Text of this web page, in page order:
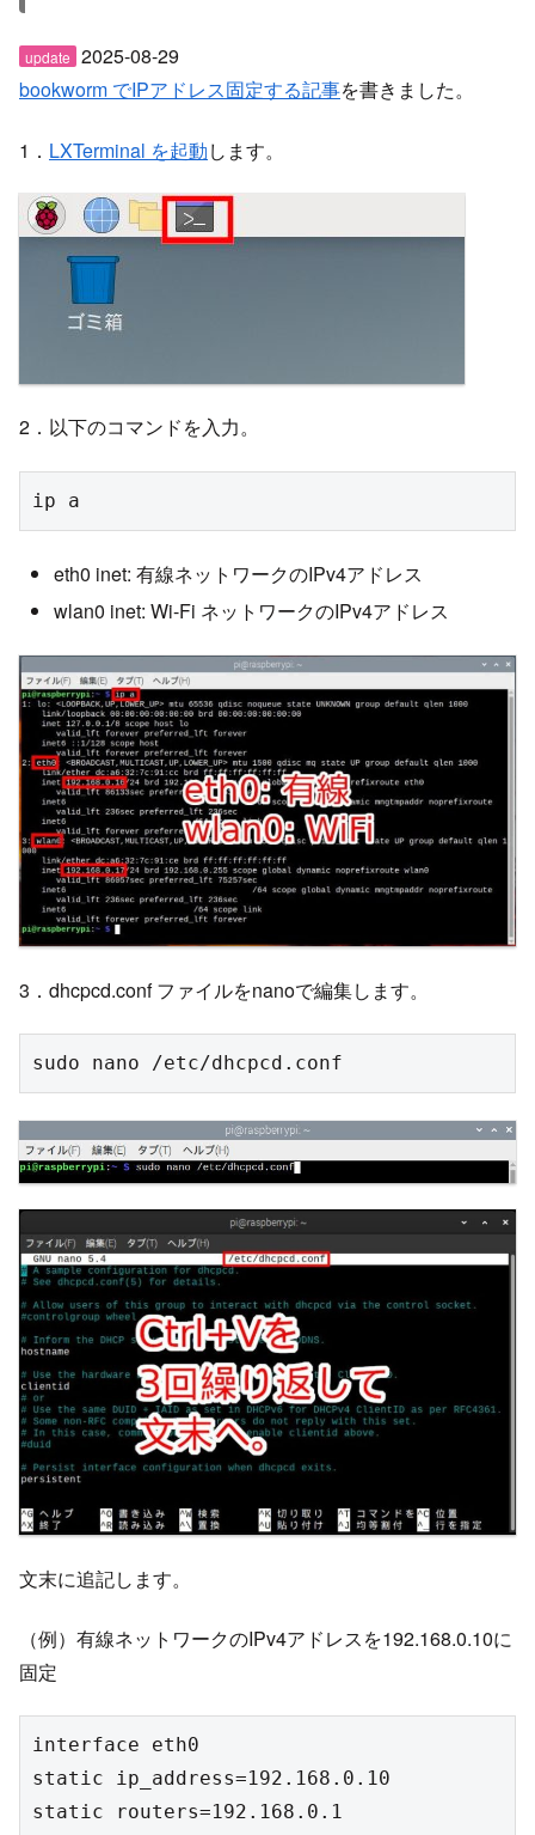
update 2025-08-29
bookworm でIPアドレス固定する記事を書きました。
1． LXTerminal を起動します。
2．以下のコマンドを入力。
ip a
eth0 inet: 有線ネットワークのIPv4アドレス
wlan0 inet: Wi-Fi ネットワークのIPv4アドレス
3．dhcpcd.conf ファイルをnanoで編集します。
sudo nano /etc/dhcpcd.conf
文末に追記します。
（例）有線ネットワークのIPv4アドレスを192.168.0.10に
固定
interface eth0
static ip_address=192.168.0.10
static routers=192.168.0.1